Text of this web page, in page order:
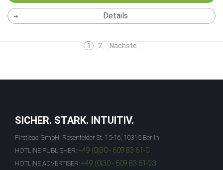
Details
1 2 Nächste
SICHER. STARK. INTUITIV.
Firstlead GmbH, Rosenfelder St. 15-16, 10315 Berlin
HOTLINE PUBLISHER: +49 (0)30 - 609 83 61-0
HOTLINE ADVERTISER: +49 (0)30 - 609 83 61-23